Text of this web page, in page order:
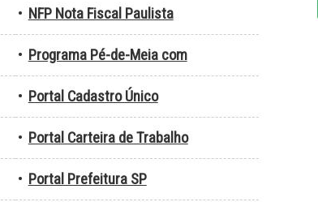
• NFP Nota Fiscal Paulista
• Programa Pé-de-Meia com
• Portal Cadastro Único
• Portal Carteira de Trabalho
• Portal Prefeitura SP